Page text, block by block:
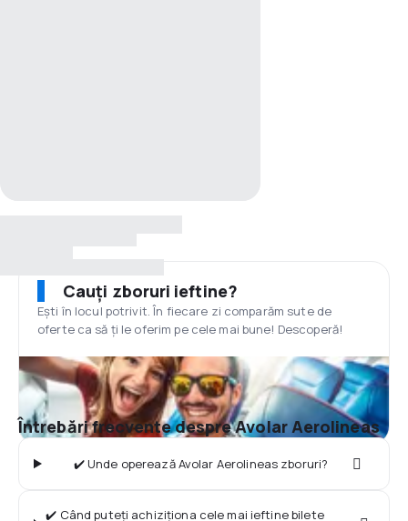
Cauți zboruri ieftine?
Ești în locul potrivit. În fiecare zi comparăm sute de
oferte ca să ți le oferim pe cele mai bune! Descoperă!
Întrebări frecvente despre Avolar Aerolineas
✔️ Unde operează Avolar Aerolineas zboruri?
✔️ Când puteți achiziționa cele mai ieftine bilete